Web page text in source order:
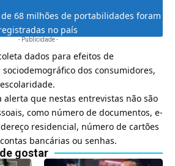
de 68 milhões de portabilidades foram
no país
- Publicidade -
dados para efeitos de
dos consumidores,
que nestas entrevistas não são
como número de documentos, e-
residencial, número de cartões
bancárias ou senhas.
gostar